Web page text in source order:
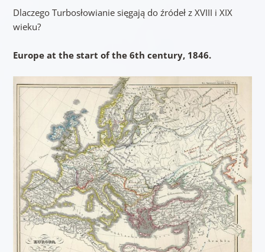
Dlaczego Turbosłowianie sięgają do źródeł z XVIII i XIX
wieku?
Europe at the start of the 6th century, 1846.